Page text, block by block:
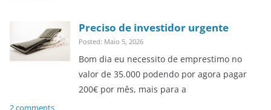
Preciso de investidor urgente
Posted: Maio 5, 2026
Bom dia eu necessito de emprestimo no
valor de 35.000 podendo por agora pagar
200€ por mês, mais para a
2 comments